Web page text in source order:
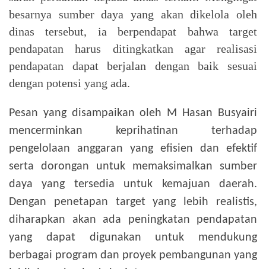
besarnya sumber daya yang akan dikelola oleh
dinas tersebut, ia berpendapat bahwa target
pendapatan harus ditingkatkan agar realisasi
pendapatan dapat berjalan dengan baik sesuai
dengan potensi yang ada.
Pesan yang disampaikan oleh M Hasan Busyairi
mencerminkan keprihatinan terhadap
pengelolaan anggaran yang efisien dan efektif
serta dorongan untuk memaksimalkan sumber
daya yang tersedia untuk kemajuan daerah.
Dengan penetapan target yang lebih realistis,
diharapkan akan ada peningkatan pendapatan
yang dapat digunakan untuk mendukung
berbagai program dan proyek pembangunan yang